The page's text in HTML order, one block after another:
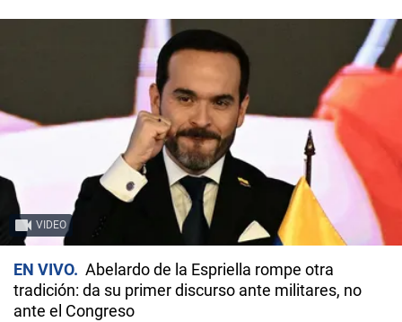
VIDEO
EN VIVO
Abelardo de la Espriella rompe otra
tradición: da su primer discurso ante militares, no
ante el Congreso